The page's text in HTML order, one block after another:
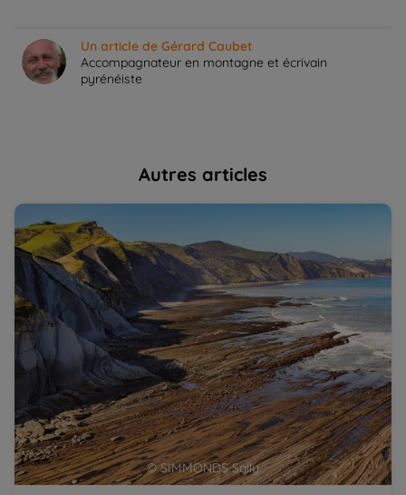
Un article de Gérard Caubet
Accompagnateur en montagne et écrivain
pyrénéiste
Autres articles
Le flysch de Zumaïa en Espagne | La Balaguère
© SIMMONDS Sally